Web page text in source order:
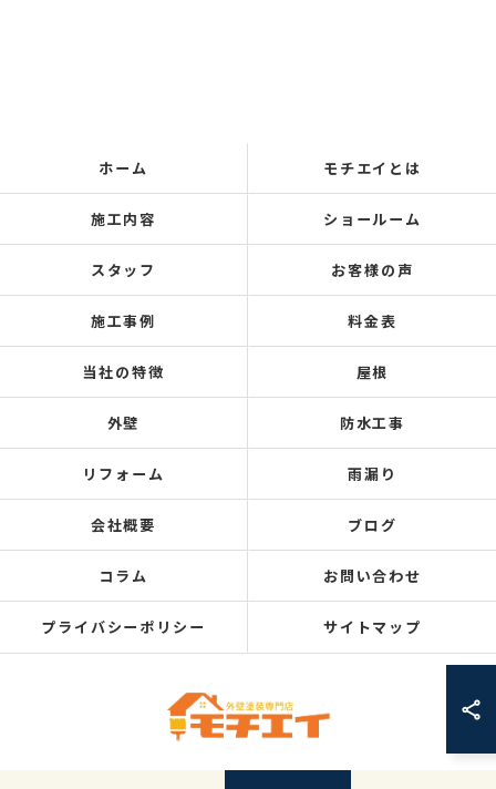
ホーム モチエイとは
施工内容 ショールーム
スタッフ お客様の声
施工事例 料金表
当社の特徴 屋根
外壁 防水工事
リフォーム 雨漏り
会社概要 ブログ
コラム お問い合わせ
プライバシーポリシー サイトマップ